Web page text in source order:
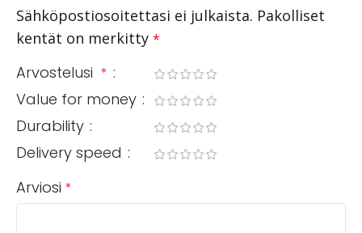
Sähköpostiosoitettasi ei julkaista. Pakolliset
kentät on merkitty *
Arvostelusi *
Value for money
Durability
Delivery speed
Arviosi *